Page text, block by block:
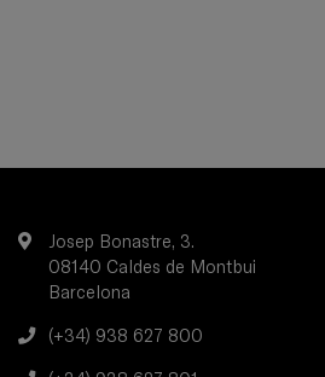
Josep Bonastre, 3.
08140 Caldes de Montbui
Barcelona
(+34) 938 627 800